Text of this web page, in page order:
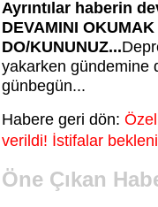
Ayrıntılar haberin
DEVAMINI
DO/KUNUNUZ...
yakarken gündemine
günbegün...
Habere geri dön:
verildi! İstifalar
Öne Çıkan